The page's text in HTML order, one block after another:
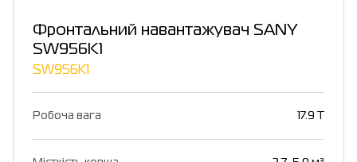
Фронтальний навантажувач SANY
SW956K1
SW956K1
Робоча вага 17.9 T